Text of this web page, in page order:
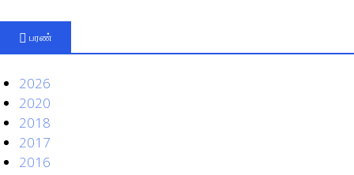
பரண்
2026
2020
2018
2017
2016